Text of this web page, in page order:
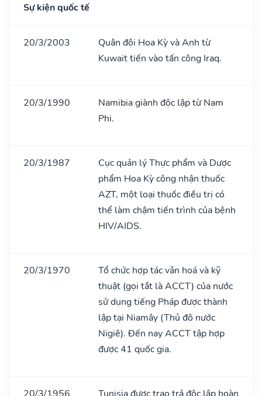
Sự kiện quốc tế
20/3/2003
Quân đội Hoa Kỳ và Anh từ
Kuwait tiến vào tấn công Iraq.
20/3/1990
Namibia giành độc lập từ Nam
Phi.
20/3/1987
Cục quản lý Thực phẩm và Dược
phẩm Hoa Kỳ công nhận thuốc
AZT, một loại thuốc điều trị có
thể làm chậm tiến trình của bệnh
HIV/AIDS.
20/3/1970
Tổ chức hợp tác vǎn hoá và kỹ
thuật (gọi tắt là ACCT) của nước
sử dụng tiếng Pháp được thành
lập tại Niamây (Thủ đô nước
Nigiê). Đến nay ACCT tập hợp
được 41 quốc gia.